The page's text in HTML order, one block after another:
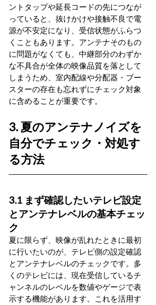
ントタップや延長コードの先につなが
っていると、抜けかけや接触不良で電
源が不安定になり、受信状態がふらつ
くこともあります。アンテナそのもの
に問題がなくても、中継部分のわずか
な不具合が全体の映像品質を落として
しまうため、室内配線や分配器・ブー
スターの存在も忘れずにチェック対象
に含めることが重要です。
3. 夏のアンテナノイズを
自分でチェック・対処す
る方法
3.1 まず確認したいテレビ設定
とアンテナレベルの基本チェッ
ク
夏に限らず、映像が乱れたときに最初
に行いたいのが、テレビ側の設定確認
とアンテナレベルのチェックです。多
くのテレビには、現在受信しているチ
ャンネルのレベルを数値やゲージで表
示する機能があります。これを活用す